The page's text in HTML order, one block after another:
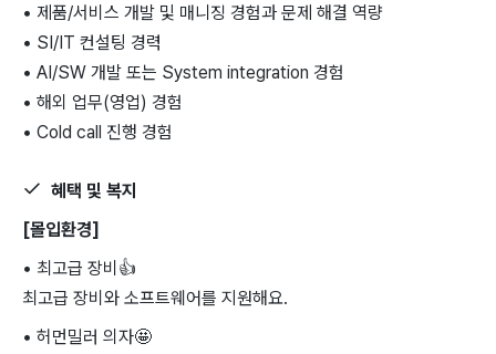
• 제품/서비스 개발 및 매니징 경험과 문제 해결 역량
• SI/IT 컨설팅 경력
• AI/SW 개발 또는 System integration 경험
• 해외 업무(영업) 경험
• Cold call 진행 경험
혜택 및 복지
[몰입환경]
• 최고급 장비 👍
최고급 장비와 소프트웨어를 지원해요.
• 허먼밀러 의자🤩